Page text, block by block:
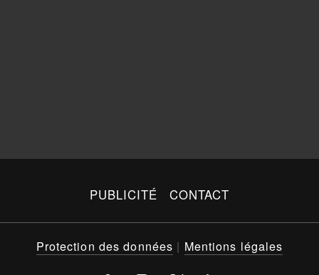
PUBLICITÉ CONTACT
Protection des données | Mentions légales